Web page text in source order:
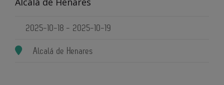
2025-10-18 - 2025-10-19
Alcalá de Henares